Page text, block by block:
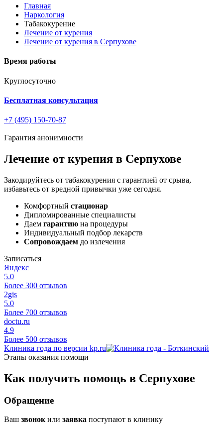
Главная
Наркология
Табакокурение
Лечение от курения
Лечение от курения в Серпухове
Время работы
Круглосуточно
Бесплатная консультация
+7 (495) 150-70-87
Гарантия анонимности
Лечение от курения в Серпухове
Закодируйтесь от табакокурения с гарантией от срыва,
избавьтесь от вредной привычки уже сегодня.
Комфортный стационар
Дипломированные специалисты
Даем гарантию на процедуры
Индивидуальный подбор лекарств
Сопровождаем до излечения
Записаться
Яндекс
5.0
Более 300 отзывов
2gis
5.0
Более 700 отзывов
doctu.ru
4.9
Более 500 отзывов
Клиника года по версии kp.ru
Этапы оказания помощи
Как получить помощь в Серпухове
Обращение
Ваш звонокили заявка поступают в клинику